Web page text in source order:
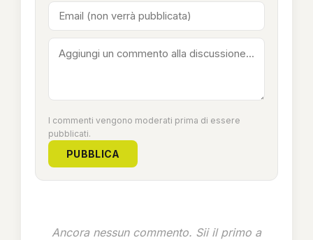
I commenti vengono moderati prima di essere
pubblicati.
PUBBLICA
Ancora nessun commento. Sii il primo a